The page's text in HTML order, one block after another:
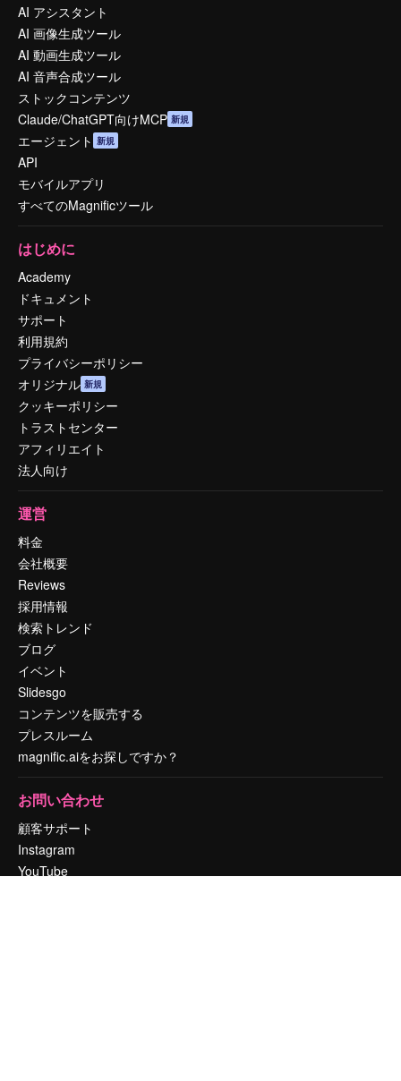
AI アシスタント
AI 画像生成ツール
AI 動画生成ツール
AI 音声合成ツール
ストックコンテンツ
Claude/ChatGPT向けMCP 新規
エージェント 新規
API
モバイルアプリ
すべてのMagnificツール
はじめに
Academy
ドキュメント
サポート
利用規約
プライバシーポリシー
オリジナル 新規
クッキーポリシー
トラストセンター
アフィリエイト
法人向け
運営
料金
会社概要
Reviews
採用情報
検索トレンド
ブログ
イベント
Slidesgo
コンテンツを販売する
プレスルーム
magnific.aiをお探しですか？
お問い合わせ
顧客サポート
Instagram
YouTube